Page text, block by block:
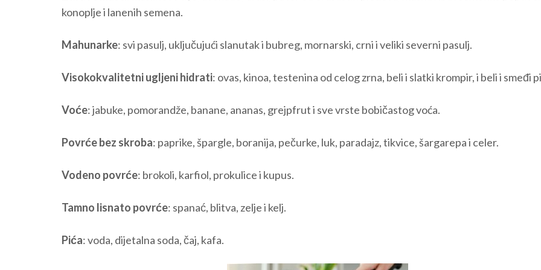
konoplje i lanenih semena.
Mahunarke: svi pasulj, uključujući slanutak i bubreg, mornarski, crni i veliki severni pasulj.
Visokokvalitetni ugljeni hidrati: ovas, kinoa, testenina od celog zrna, beli i slatki krompir, i beli i smeđi
Voće: jabuke, pomorandže, banane, ananas, grejpfrut i sve vrste bobičastog voća.
Povrće bez skroba: paprike, špargle, boranija, pečurke, luk, paradajz, tikvice, šargarepa i celer.
Vodeno povrće: brokoli, karfiol, prokulice i kupus.
Tamno lisnato povrće: spanać, blitva, zelje i kelj.
Pića: voda, dijetalna soda, čaj, kafa.